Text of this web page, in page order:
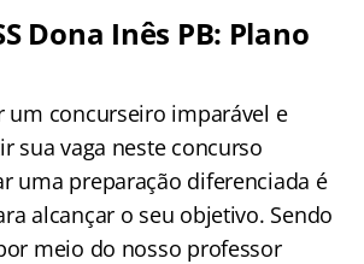
Dona Inês PB: Plano
um concurseiro imparável e
sua vaga neste concurso
uma preparação diferenciada é
alcançar o seu objetivo. Sendo
meio do nosso professor